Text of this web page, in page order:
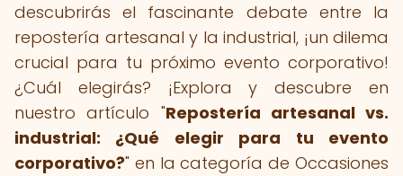
descubrirás el fascinante debate entre la
repostería artesanal y la industrial, ¡un dilema
crucial para tu próximo evento corporativo!
¿Cuál elegirás? ¡Explora y descubre en
nuestro artículo "Repostería artesanal vs.
industrial: ¿Qué elegir para tu evento
corporativo?" en la categoría de Occasiones